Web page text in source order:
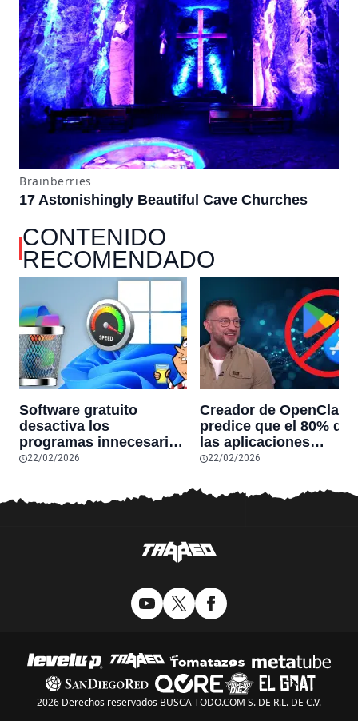
CONTENIDO
RECOMENDADO
Software gratuito
desactiva los
programas innecesarios
de Windows 11 y
reduciendo el uso de la
RAM y mucho más
22/02/2026
Creador de OpenClaw
predice que el 80% de
las aplicaciones
actuales
sobrevivirán las
hardware
22/02/2026
2026 Derechos reservados BUSCA TODO.COM S. DE R.L. DE C.V.